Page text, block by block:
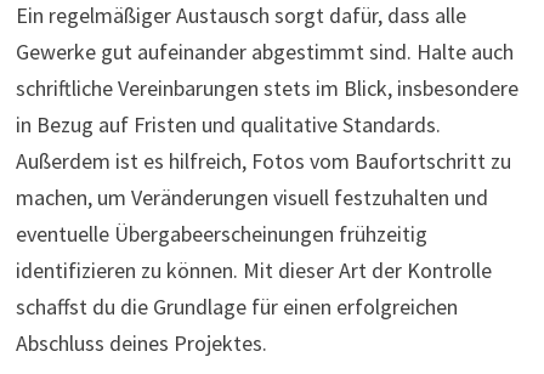
Ein regelmäßiger Austausch sorgt dafür, dass alle
Gewerke gut aufeinander abgestimmt sind. Halte auch
schriftliche Vereinbarungen stets im Blick, insbesondere
in Bezug auf Fristen und qualitative Standards.
Außerdem ist es hilfreich, Fotos vom Baufortschritt zu
machen, um Veränderungen visuell festzuhalten und
eventuelle Übergabeerscheinungen frühzeitig
identifizieren zu können. Mit dieser Art der Kontrolle
schaffst du die Grundlage für einen erfolgreichen
Abschluss deines Projektes.